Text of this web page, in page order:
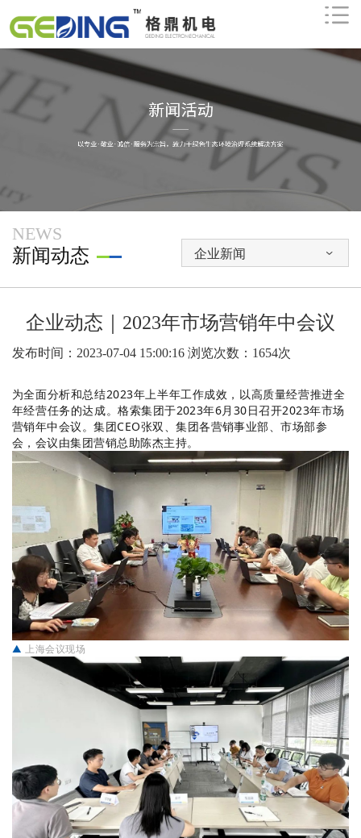

NEWS
新闻动态 企业新闻 
企业动态｜2023年市场营销年中会议
发布时间：2023-07-04 15:00:16 浏览次数：1654次
为全面分析和总结2023年上半年工作成效，以高质量经营推进全
年经营任务的达成。格索集团于2023年6月30日召开2023年市场
营销年中会议。集团CEO张双、集团各营销事业部、市场部参
会， 会议由集团营销总助陈杰主持。
▲ 上海会议现场